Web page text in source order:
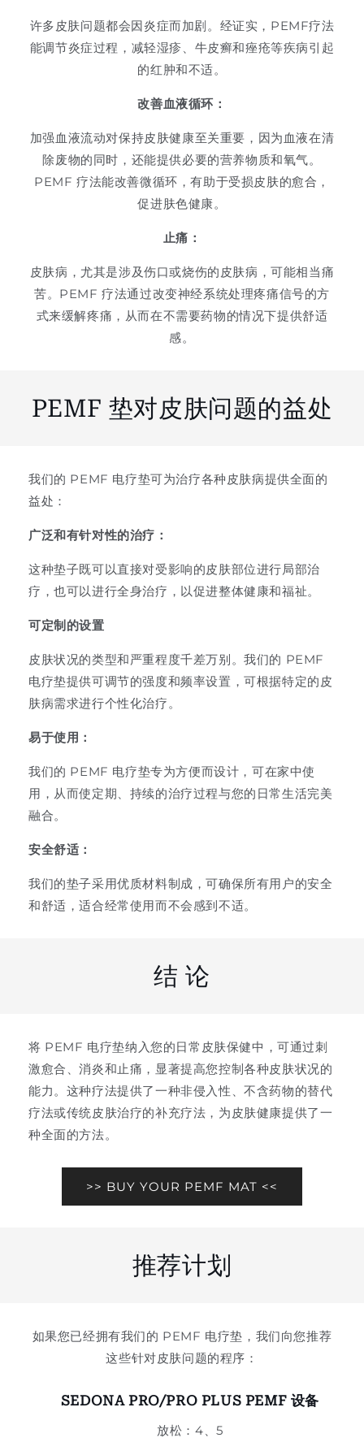
许多皮肤问题都会因炎症而加剧。经证实，PEMF疗法
能调节炎症过程，减轻湿疹、牛皮癣和痤疮等疾病引起
的红肿和不适。
改善血液循环：
加强血液流动对保持皮肤健康至关重要，因为血液在清
除废物的同时，还能提供必要的营养物质和氧气。
PEMF 疗法能改善微循环，有助于受损皮肤的愈合，
促进肤色健康。
止痛：
皮肤病，尤其是涉及伤口或烧伤的皮肤病，可能相当痛
苦。PEMF 疗法通过改变神经系统处理疼痛信号的方
式来缓解疼痛，从而在不需要药物的情况下提供舒适
感。
PEMF 垫对皮肤问题的益处
我们的 PEMF 电疗垫可为治疗各种皮肤病提供全面的
益处：
广泛和有针对性的治疗：
这种垫子既可以直接对受影响的皮肤部位进行局部治
疗，也可以进行全身治疗，以促进整体健康和福祉。
可定制的设置
皮肤状况的类型和严重程度千差万别。我们的 PEMF
电疗垫提供可调节的强度和频率设置，可根据特定的皮
肤病需求进行个性化治疗。
易于使用：
我们的 PEMF 电疗垫专为方便而设计，可在家中使
用，从而使定期、持续的治疗过程与您的日常生活完美
融合。
安全舒适：
我们的垫子采用优质材料制成，可确保所有用户的安全
和舒适，适合经常使用而不会感到不适。
结 论
将 PEMF 电疗垫纳入您的日常皮肤保健中，可通过刺
激愈合、消炎和止痛，显著提高您控制各种皮肤状况的
能力。这种疗法提供了一种非侵入性、不含药物的替代
疗法或传统皮肤治疗的补充疗法，为皮肤健康提供了一
种全面的方法。
>> BUY YOUR PEMF MAT <<
推荐计划
如果您已经拥有我们的 PEMF 电疗垫，我们向您推荐
这些针对皮肤问题的程序：
SEDONA PRO/PRO PLUS PEMF 设备
放松：4、5